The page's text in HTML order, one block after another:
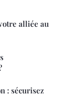
alliée au
: sécurisez